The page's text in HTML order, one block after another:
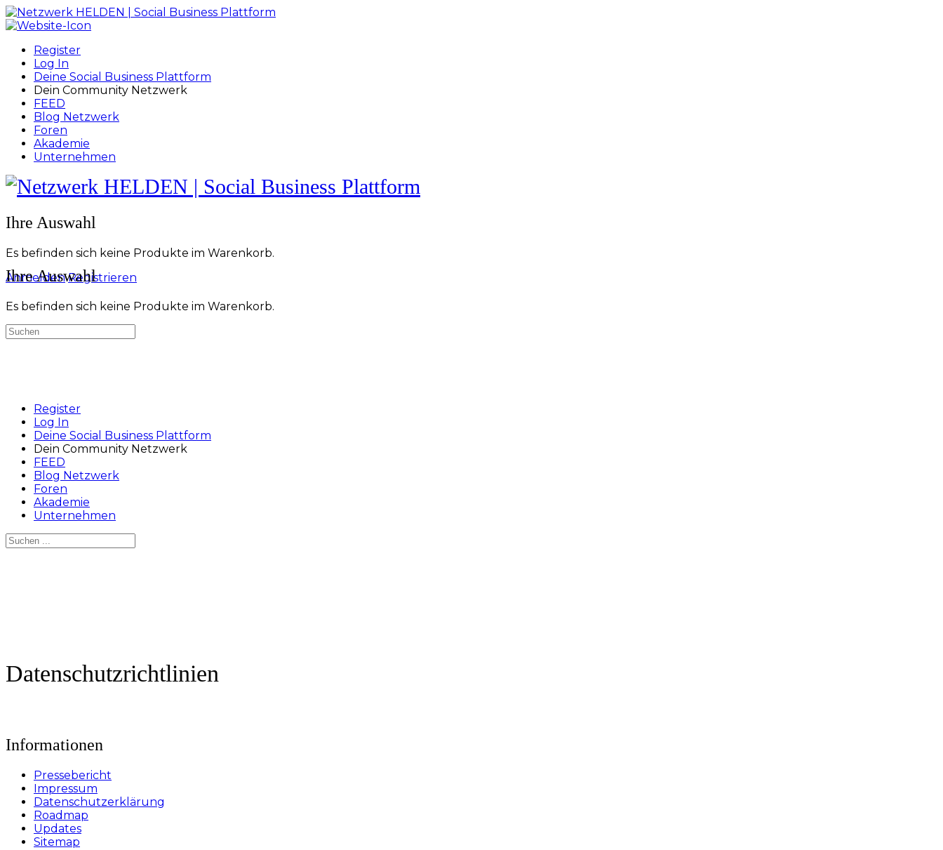
Toggle
Side
Register
Log In
Deine Social Business Plattform
Dein Community Netzwerk
FEED
Blog Netzwerk
Foren
Akademie
Unternehmen
Toggle
Side
More
options
Ihre Auswahl
Es befinden sich keine Produkte im Warenkorb.
Anmelden Registrieren
Ihre Auswahl
Es befinden sich keine Produkte im Warenkorb.
Suchen
nach:
Register
Log In
Deine Social Business Plattform
Dein Community Netzwerk
FEED
Blog Netzwerk
Foren
Akademie
Unternehmen
Suchen
nach:
Datenschutzrichtlinien
Informationen
Pressebericht
Impressum
Datenschutzerklärung
Roadmap
Updates
Sitemap